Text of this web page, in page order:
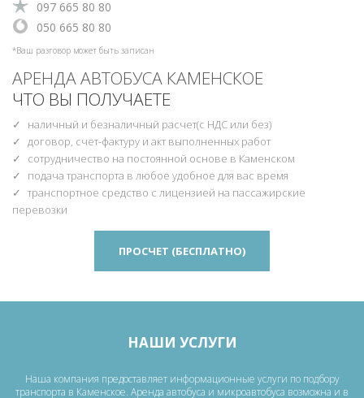
‎097 665 80 80
‎‎050 665 80 80
*Ваш разговор может быть записан
АРЕНДА АВТОБУСА КАМЕНСКОЕ
ЧТО ВЫ ПОЛУЧАЕТЕ
наличный и безналичный расчет(с НДС или без)
договор, счет-фактуру и акт выполненных работ
сотрудничество на постоянной основе в Каменском
подача транспорта в любое удобное для вас время
транспортное средство с лицензией на пассажирские
перевозки
ПРОСЧЕТ (БЕСПЛАТНО)
НАШИ УСЛУГИ
Наша компания предоставляет информационные услуги по подбору
транспорта в Каменское. Аренда автобуса и микроавтобуса возможна и в